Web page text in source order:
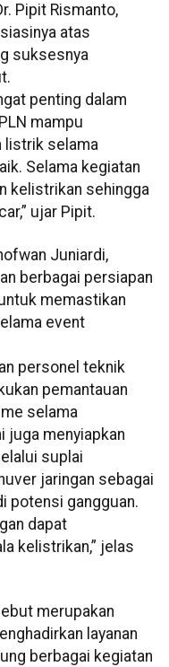
Pipit Rismanto,
atas
suksesnya
penting dalam
mampu
listrik selama
Selama kegiatan
kelistrikan sehingga
ujar Pipit.
Juniardi,
berbagai persiapan
memastikan
event
personel teknik
pemantauan
selama
juga menyiapkan
suplai
jaringan sebagai
potensi gangguan.
dapat
kelistrikan,” jelas
merupakan
layanan
berbagai kegiatan